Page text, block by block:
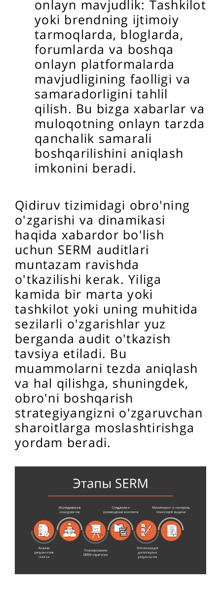
onlayn mavjudlik: Tashkilot
yoki brendning ijtimoiy
tarmoqlarda, bloglarda,
forumlarda va boshqa
onlayn platformalarda
mavjudligining faolligi va
samaradorligini tahlil
qilish. Bu bizga xabarlar va
muloqotning onlayn tarzda
qanchalik samarali
boshqarilishini aniqlash
imkonini beradi.
Qidiruv tizimidagi obro'ning
o'zgarishi va dinamikasi
haqida xabardor bo'lish
uchun SERM auditlari
muntazam ravishda
o'tkazilishi kerak. Yiliga
kamida bir marta yoki
tashkilot yoki uning muhitida
sezilarli o'zgarishlar yuz
berganda audit o'tkazish
tavsiya etiladi. Bu
muammolarni tezda aniqlash
va hal qilishga, shuningdek,
obro'ni boshqarish
strategiyangizni o'zgaruvchan
sharoitlarga moslashtirishga
yordam beradi.